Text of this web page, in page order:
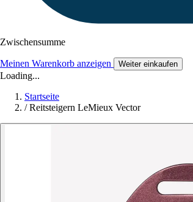
Zwischensumme
Meinen Warenkorb anzeigen Weiter einkaufen
Loading...
Startseite
/ Reitsteigern LeMieux Vector